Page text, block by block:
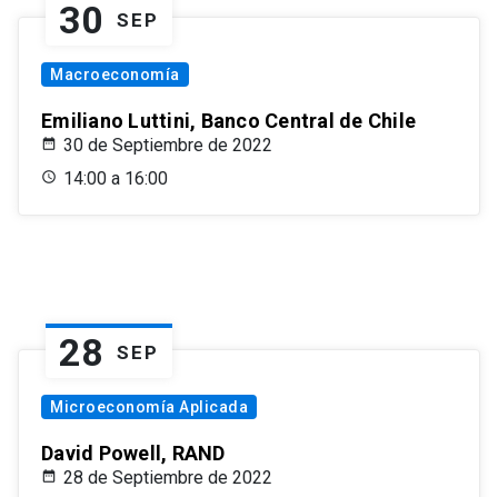
30 SEP
Macroeconomía
Emiliano Luttini, Banco Central de Chile
30 de Septiembre de 2022
14:00 a 16:00
28 SEP
Microeconomía Aplicada
David Powell, RAND
28 de Septiembre de 2022